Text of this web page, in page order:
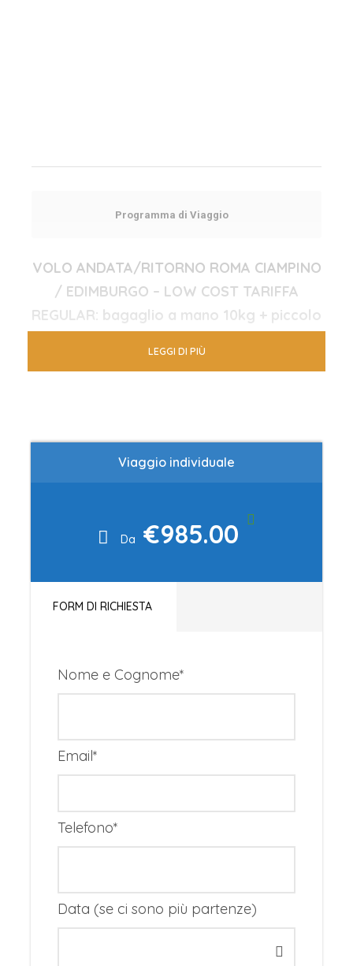
Viaggio individuale
Da €985.00
FORM DI RICHIESTA
Nome e Cognome*
Email*
Telefono*
Data (se ci sono più partenze)
Programma di Viaggio
VOLO ANDATA/RITORNO ROMA CIAMPINO
/ EDIMBURGO – LOW COST TARIFFA
REGULAR: bagaglio a mano 10kg + piccolo
similare) presa e rilasciata all’aeroporto
**n. 1 notte EDIMBURGO: esempio Holiday
** n. 2 notti INVERNESS: esempio The Glen
Mhor Hotel 4 stelle con colazione
** n.1 notte ISOLA DI SKYE: esempio THE
BOSVILLE a Portree 4 stelle con
**n. 1 notte a GLASGOW: esempio Holiday
inn Express Glasgow 3 stelle con
LEGGI DI PIÙ